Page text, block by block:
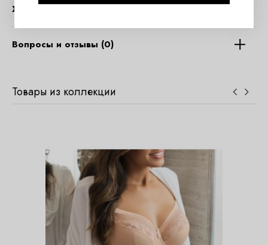
Характеристики
Вопросы и отзывы (0)
Товары из коллекции